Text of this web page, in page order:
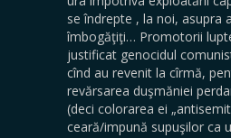
se îndrepte , la noi, asupra
îmbogăţiţi… Promotorii
justificat genocidul
cînd au revenit la cîrmă,
revărsarea duşmăniei
(deci colorarea ei
ceară/impună supuşilor ca